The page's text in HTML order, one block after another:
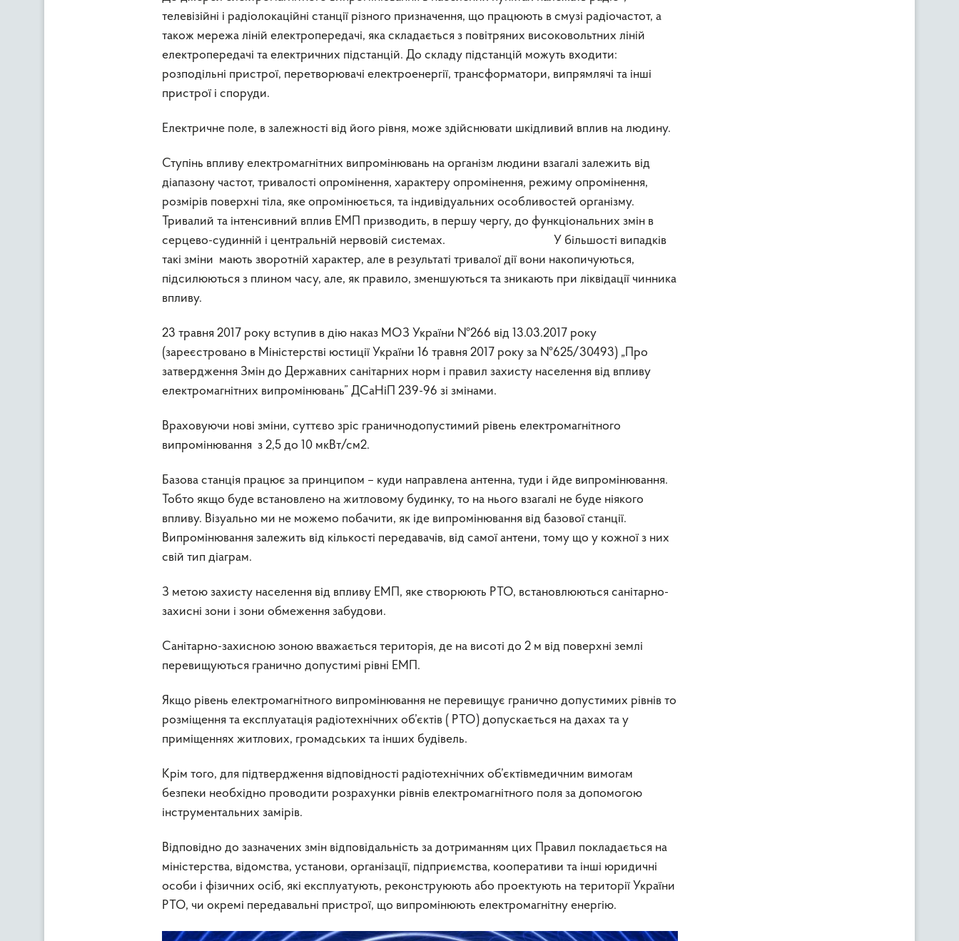
телевізійні і радіолокаційні станції різного призначення, що працюють в смузі радіочастот, а
також мережа ліній електропередачі, яка складається з повітряних високовольтних ліній
електропередачі та електричних підстанцій. До складу підстанцій можуть входити:
розподільні пристрої, перетворювачі електроенергії, трансформатори, випрямлячі та інші
пристрої і споруди.
Електричне поле, в залежності від його рівня, може здійснювати шкідливий вплив на людину.
Ступінь впливу електромагнітних випромінювань на організм людини взагалі залежить від
діапазону частот, тривалості опромінення, характеру опромінення, режиму опромінення,
розмірів поверхні тіла, яке опромінюється, та індивідуальних особливостей організму.
Тривалий та інтенсивний вплив ЕМП призводить, в першу чергу, до функціональних змін в
серцево-судинній і центральній нервовій системах. У більшості випадків
такі зміни мають зворотній характер, але в результаті тривалої дії вони накопичуються,
підсилюються з плином часу, але, як правило, зменшуються та зникають при ліквідації чинника
впливу.
23 травня 2017 року вступив в дію наказ МОЗ України №266 від 13.03.2017 року
(зареєстровано в Міністерстві юстиції України 16 травня 2017 року за №625/30493) „Про
затвердження Змін до Державних санітарних норм і правил захисту населення від впливу
електромагнітних випромінювань” ДСаНіП 239-96 зі змінами.
Враховуючи нові зміни, суттєво зріс граничнодопустимий рівень електромагнітного
випромінювання з 2,5 до 10 мкВт/см2.
Базова станція працює за принципом – куди направлена антенна, туди і йде випромінювання.
Тобто якщо буде встановлено на житловому будинку, то на нього взагалі не буде ніякого
впливу. Візуально ми не можемо побачити, як іде випромінювання від базової станції.
Випромінювання залежить від кількості передавачів, від самої антени, тому що у кожної з них
свій тип діаграм.
З метою захисту населення від впливу ЕМП, яке створюють РТО, встановлюються санітарно-
захисні зони і зони обмеження забудови.
Санітарно-захисною зоною вважається територія, де на висоті до 2 м від поверхні землі
перевищуються гранично допустимі рівні ЕМП.
Якщо рівень електромагнітного випромінювання не перевищує гранично допустимих рівнів то
розміщення та експлуатація радіотехнічних об’єктів ( РТО) допускається на дахах та у
приміщеннях житлових, громадських та інших будівель.
Крім того, для підтвердження відповідності радіотехнічних об’єктівмедичним вимогам
безпеки необхідно проводити розрахунки рівнів електромагнітного поля за допомогою
інструментальних замірів.
Відповідно до зазначених змін відповідальність за дотриманням цих Правил покладається на
міністерства, відомства, установи, організації, підприємства, кооперативи та інші юридичні
особи і фізичних осіб, які експлуатують, реконструюють або проектують на території України
РТО, чи окремі передавальні пристрої, що випромінюють електромагнітну енергію.